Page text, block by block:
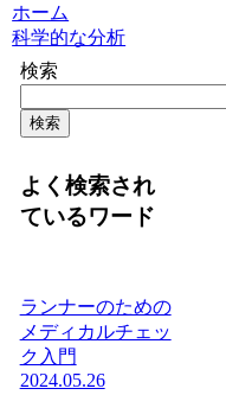
ホーム
科学的な分析
検索
検索
よく検索され
ているワード
ランナーのための
メディカルチェッ
ク入門
2024.05.26